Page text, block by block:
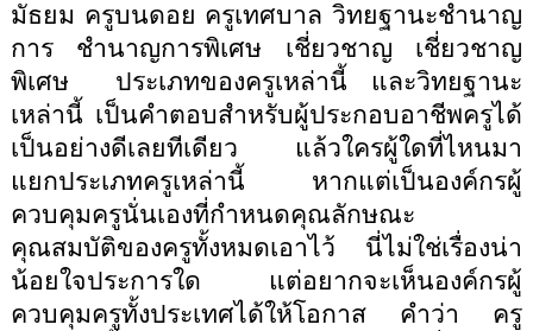
มัธยม ครูบนดอย ครูเทศบาล วิทยฐานะชำนาญ
การ ชำนาญการพิเศษ เชี่ยวชาญ เชี่ยวชาญ
พิเศษ
ประเภทของครูเหล่านี้ และวิทยฐานะ
เหล่านี้ เป็นคำตอบสำหรับผู้ประกอบอาชีพครูได้
เป็นอย่างดีเลยทีเดียว
แล้วใครผู้ใดที่ไหนมา
แยกประเภทครูเหล่านี้ หากแต่เป็นองค์กรผู้
ควบคุมครูนั่นเองที่กำหนดคุณลักษณะ
คุณสมบัติของครูทั้งหมดเอาไว้ นี่ไม่ใช่เรื่องน่า
น้อยใจประการใด แต่อยากจะเห็นองค์กรผู้
ควบคุมครูทั้งประเทศได้ให้โอกาส คำว่า ครู